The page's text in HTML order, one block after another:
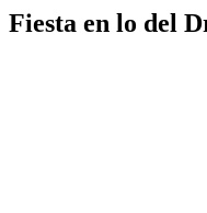
Fiesta en lo del